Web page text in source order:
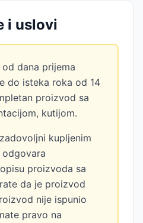
i uslovi
dana prijema
do isteka roka od 14
proizvod sa
kutijom.
kupljenim
proizvoda sa
da je proizvod
nije ispunio
pravo na